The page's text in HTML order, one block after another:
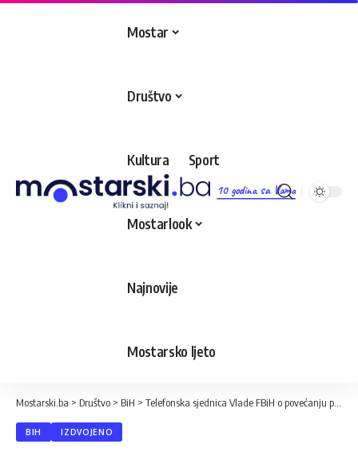
10 godina sa Vama
Mostar
Društvo
Kultura Sport
Mostarlook
Najnovije
Mostarsko ljeto
Mostarski.ba > Društvo > BiH > Telefonska sjednica Vlade FBiH o povećanju penzija
BIH IZDVOJENO